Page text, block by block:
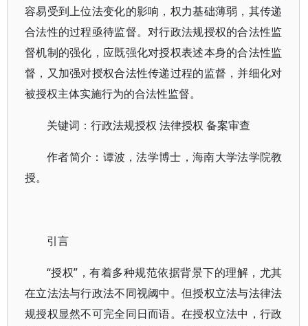
容易受到上位法变化的影响，权力基础薄弱，其传递
合法性的过程亟待监督。对行政法规授权的合法性监
督机制的强化，应既强化对授权表述本身的合法性监
督，又加强对授权合法性传递过程的监督，并细化对
被授权主体实施行为的合法性监督。
关键词：行政法规授权 法律授权 备案审查
作者简介：谭波，法学博士，海南大学法学院教
授。
引言
“授权”，有着多种规范依据背景下的理解，尤其
在立法法与行政法不同视阈中。但授权立法与法律法
规授权显然不可完全同日而语。在授权立法中，行政